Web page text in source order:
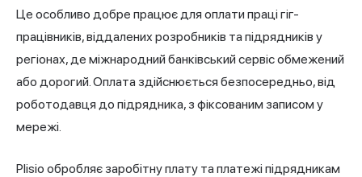
Це особливо добре працює для оплати праці гіг-
працівників, віддалених розробників та підрядників у
регіонах, де міжнародний банківський сервіс обмежений
або дорогий. Оплата здійснюється безпосередньо, від
роботодавця до підрядника, з фіксованим записом у
мережі.
Plisio обробляє заробітну плату та платежі підрядникам